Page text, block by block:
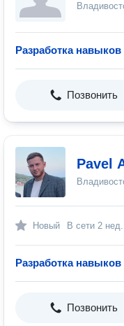
Разработка
Позвонить
Pavel
Новый В сети 2
Разработка
Позвонить